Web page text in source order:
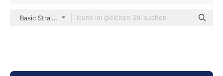
Basic Straight Filled